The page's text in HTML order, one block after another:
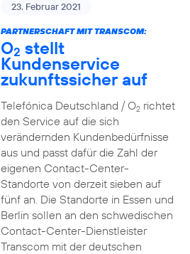
23. Februar 2021
PARTNERSCHAFT MIT TRANSCOM:
O2 stellt
Kundenservice
zukunftssicher auf
Telefónica Deutschland / O2richtet
den Service auf die sich
verändernden Kundenbedürfnisse
aus und passt dafür die Zahl der
eigenen Contact-Center-
Standorte von derzeit sieben auf
fünf an. Die Standorte in Essen und
Berlin sollen an den schwedischen
Contact-Center-Dienstleister
Transcom mit der deutschen